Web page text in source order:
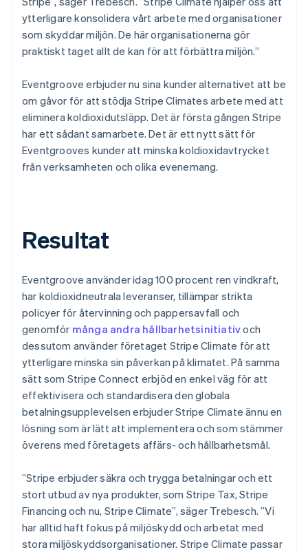
ytterligare konsolidera vårt arbete med organisationer
som skyddar miljön. De här organisationerna gör
praktiskt taget allt de kan för att förbättra miljön.”
Eventgroove erbjuder nu sina kunder alternativet att be
om gåvor för att stödja Stripe Climates arbete med att
eliminera koldioxidutsläpp. Det är första gången Stripe
har ett sådant samarbete. Det är ett nytt sätt för
Eventgrooves kunder att minska koldioxidavtrycket
från verksamheten och olika evenemang.
Resultat
Eventgroove använder idag 100 procent ren vindkraft,
har koldioxidneutrala leveranser, tillämpar strikta
policyer för återvinning och pappersavfall och
genomför många andra hållbarhetsinitiativoch
dessutom använder företaget Stripe Climate för att
ytterligare minska sin påverkan på klimatet. På samma
sätt som Stripe Connect erbjöd en enkel väg för att
effektivisera och standardisera den globala
betalningsupplevelsen erbjuder Stripe Climate ännu en
lösning som är lätt att implementera och som stämmer
överens med företagets affärs- och hållbarhetsmål.
”Stripe erbjuder säkra och trygga betalningar och ett
stort utbud av nya produkter, som Stripe Tax, Stripe
Financing och nu, Stripe Climate”, säger Trebesch. ”Vi
har alltid haft fokus på miljöskydd och arbetat med
stora miljöskyddsorganisationer. Stripe Climate passar